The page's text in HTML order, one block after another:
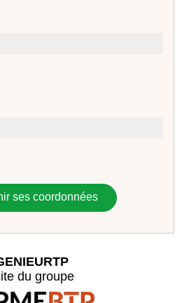
ses coordonnées
du groupe